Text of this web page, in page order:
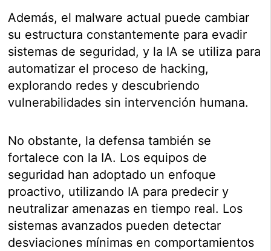
Además, el malware actual puede cambiar
su estructura constantemente para evadir
sistemas de seguridad, y la IA se utiliza para
automatizar el proceso de hacking,
explorando redes y descubriendo
vulnerabilidades sin intervención humana.
No obstante, la defensa también se
fortalece con la IA. Los equipos de
seguridad han adoptado un enfoque
proactivo, utilizando IA para predecir y
neutralizar amenazas en tiempo real. Los
sistemas avanzados pueden detectar
desviaciones mínimas en comportamientos